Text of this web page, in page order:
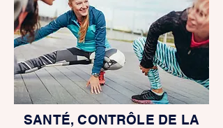
SANTÉ, CONTRÔLE DE LA